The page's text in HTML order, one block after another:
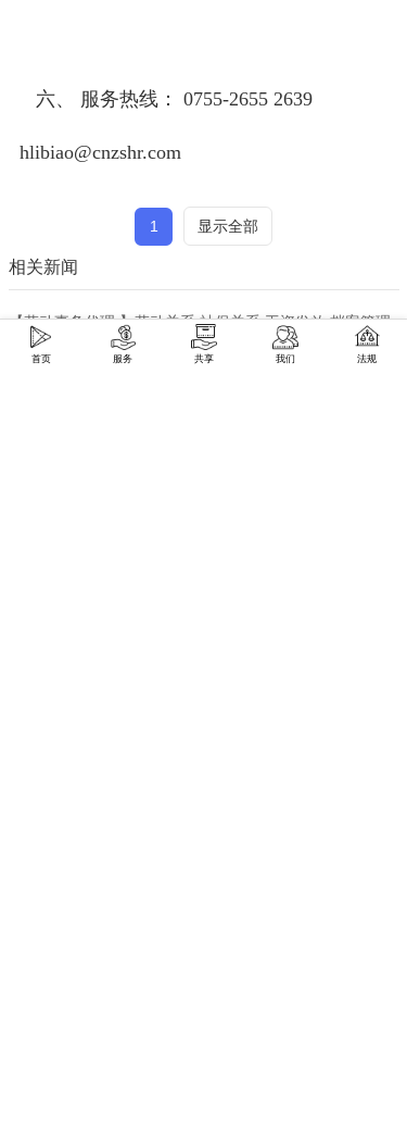
六、 服务热线： 0755-2655 2639
hlibiao@cnzshr.com
1 显示全部
相关新闻
【劳动事务代理 】劳动关系 社保关系 工资发放 档案管理
人事代理服务
首页 服务 共享 我们 法规